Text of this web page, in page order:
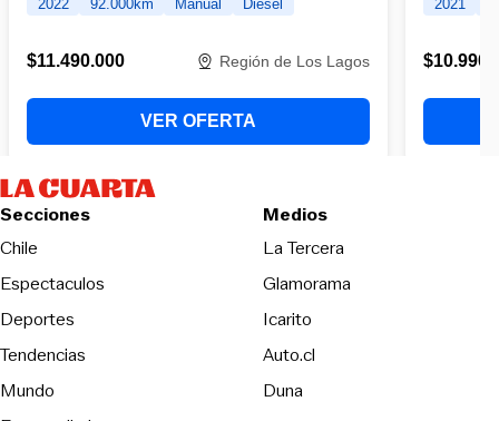
Secciones
Chile
Espectaculos
Deportes
Tendencias
Mundo
Medios
La TerceraOpens in new
Glamorama
Icarito
Auto.cl
DunaOpens in new window